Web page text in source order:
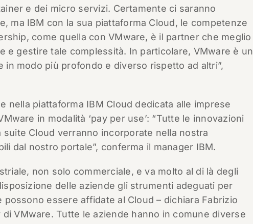
e dei micro servizi. Certamente ci saranno
ma IBM con la sua piattaforma Cloud, le competenze
come quella con VMware, è il partner che meglio
e gestire tale complessità. In particolare, VMware è un
modo più profondo e diverso rispetto ad altri”,
nella piattaforma IBM Cloud dedicata alle imprese
in modalità ‘pay per use’: “Tutte le innovazioni
Cloud verranno incorporate nella nostra
dal nostro portale”, conferma il manager IBM.
non solo commerciale, e va molto al di là degli
delle aziende gli strumenti adeguati per
essere affidate al Cloud – dichiara Fabrizio
VMware. Tutte le aziende hanno in comune diverse